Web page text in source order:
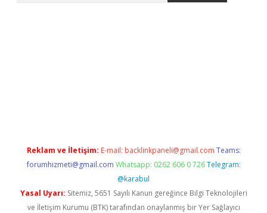
Reklam ve İletişim: E-mail: backlinkpaneli@gmail.com Teams:
forumhizmeti@gmail.com Whatsapp: 0262 606 0 726 Telegram:
@karabul
Yasal Uyarı: Sitemiz, 5651 Sayılı Kanun gereğince Bilgi Teknolojileri
ve İletişim Kurumu (BTK) tarafından onaylanmış bir Yer Sağlayıcı